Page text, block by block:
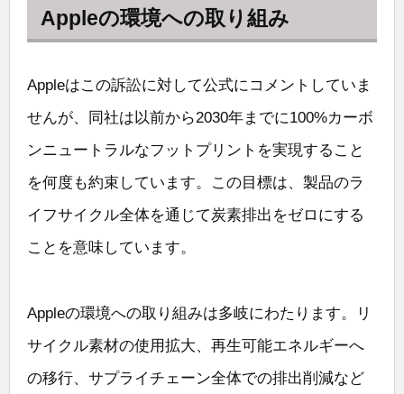
Appleの環境への取り組み
Appleはこの訴訟に対して公式にコメントしていま
せんが、同社は以前から2030年までに100%カーボ
ンニュートラルなフットプリントを実現すること
を何度も約束しています。この目標は、製品のラ
イフサイクル全体を通じて炭素排出をゼロにする
ことを意味しています。
Appleの環境への取り組みは多岐にわたります。リ
サイクル素材の使用拡大、再生可能エネルギーへ
の移行、サプライチェーン全体での排出削減など